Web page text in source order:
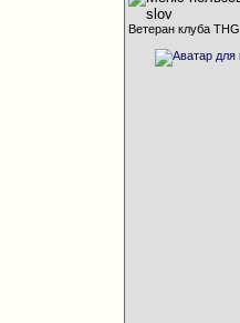
Ветеран клуба THG